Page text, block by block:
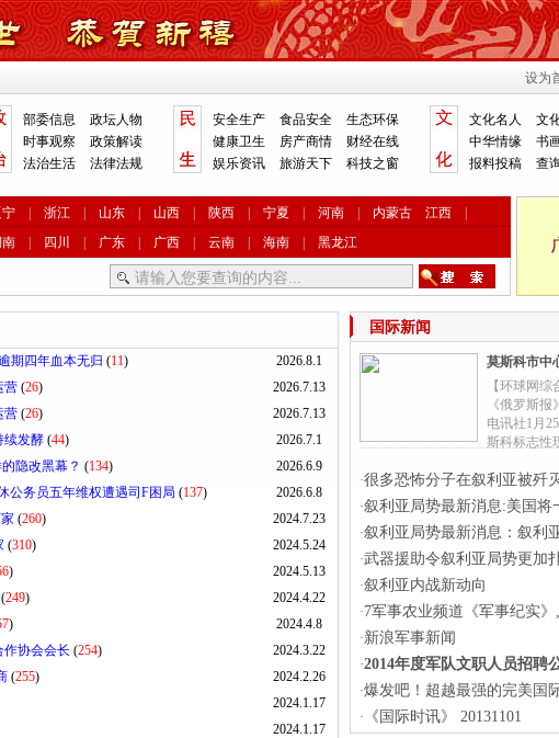
设为
部委信息
政坛人物
时事观察
政策解读
法治生活
法律法规
安全生产 食品安全
生态环保
健康卫生
房产商情
财经在线
娱乐资讯
旅游天下 科技之窗
文化名人
文
中华情缘
书
报料投稿
查
浙江 山东 山西 陕西 宁夏 河南 内蒙古 江西
四川 广东 广西 云南 海南 黑龙江
期四年血本无归 (11)
2026.8.1
营 (26)
2026.7.13
营 (26)
2026.7.13
续发酵 (44)
2026.7.1
隐改黑幕？ (134)
2026.6.9
公务员五年维权遭遇司F困局 (137)
2026.6.8
(260)
2024.7.23
(310)
2024.5.24
)
2024.5.13
(249)
2024.4.22
)
2024.4.8
协会会长 (254)
2024.3.22
(255)
2024.2.26
2024.1.17
2024.1.17
国际新闻
莫斯科市中
【环球网
《俄罗斯
电讯社1月
斯科标志性
·很多恐怖分子在叙利亚被歼
·叙利亚局势最新消息:美国将
·叙利亚局势最新消息：叙利
·武器援助令叙利亚局势更加
·叙利亚内战新动向
·7军事农业频道《军事纪实
·新浪军事新闻
·2014年度军队文职人员招聘
·爆发吧！超越最强的完美国
· 《国际时讯》 20131101